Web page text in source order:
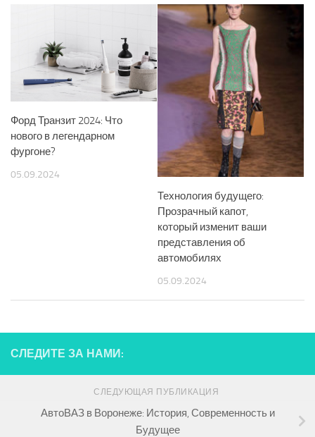
Форд Транзит 2024: Что
нового в легендарном
фургоне?
05.09.2024
Технология будущего:
Прозрачный капот,
который изменит ваши
представления об
автомобилях
05.09.2024
СЛЕДИТЕ ЗА НАМИ:
СЛЕДУЮЩАЯ ПУБЛИКАЦИЯ
АвтоВАЗ в Воронеже: История, Современность и
Будущее